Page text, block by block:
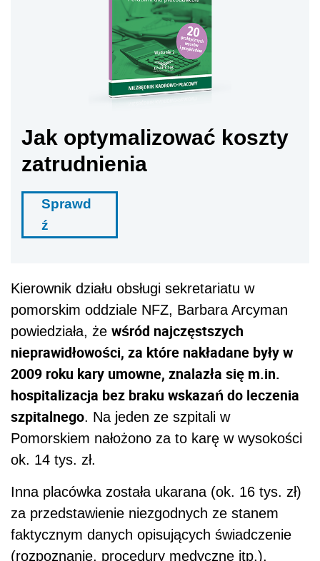
Jak optymalizować koszty
zatrudnienia
Sprawd
ź
Kierownik działu obsługi sekretariatu w
pomorskim oddziale NFZ, Barbara Arcyman
powiedziała, że wśród najczęstszych
nieprawidłowości, za które nakładane były w
2009 roku kary umowne, znalazła się m.in.
hospitalizacja bez braku wskazań do leczenia
szpitalnego. Na jeden ze szpitali w
Pomorskiem nałożono za to karę w wysokości
ok. 14 tys. zł.
Inna placówka została ukarana (ok. 16 tys. zł)
za przedstawienie niezgodnych ze stanem
faktycznym danych opisujących świadczenie
(rozpoznanie, procedury medyczne itp.).